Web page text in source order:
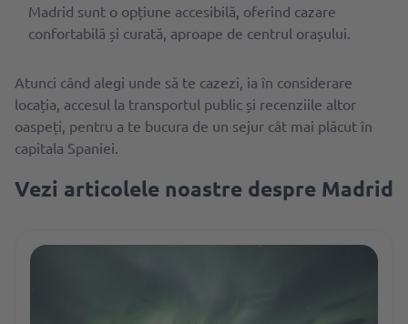
Madrid sunt o opțiune accesibilă, oferind cazare
confortabilă și curată, aproape de centrul orașului.
Atunci când alegi unde să te cazezi, ia în considerare
locația, accesul la transportul public și recenziile altor
oaspeți, pentru a te bucura de un sejur cât mai plăcut în
capitala Spaniei.
Vezi articolele noastre despre Madrid